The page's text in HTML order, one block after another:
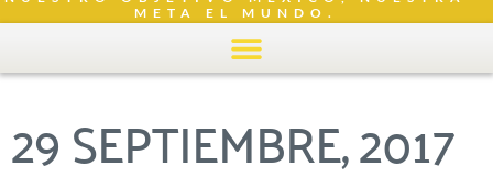
META EL MUNDO.
29 SEPTIEMBRE, 2017